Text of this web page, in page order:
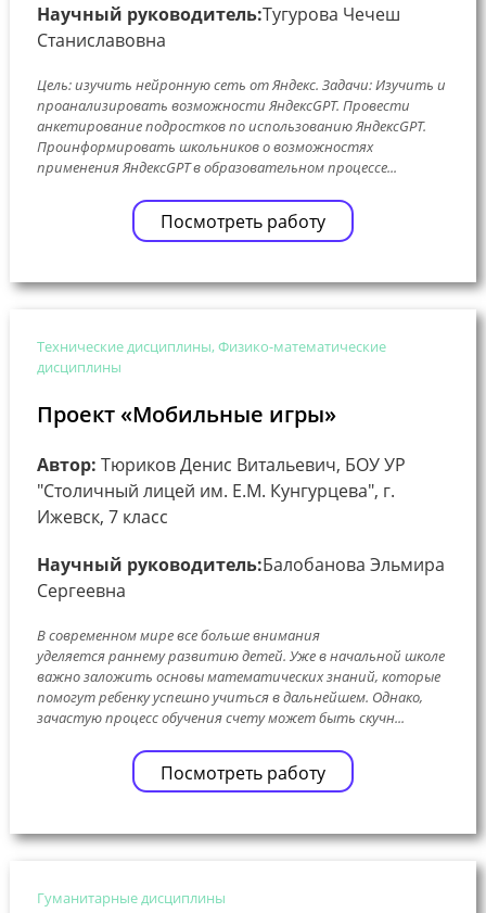
Научный руководитель:Тугурова Чечеш
Станиславовна
Цель: изучить нейронную сеть от Яндекс. Задачи: Изучить и
проанализировать возможности ЯндексGPT. Провести
анкетирование подростков по использованию ЯндексGPT.
Проинформировать школьников о возможностях
применения ЯндексGPT в образовательном процессе...
Посмотреть работу
Технические дисциплины, Физико-математические
дисциплины
Проект «Мобильные игры»
Автор: Тюриков Денис Витальевич, БОУ УР
"Столичный лицей им. Е.М. Кунгурцева", г.
Ижевск, 7 класс
Научный руководитель:Балобанова Эльмира
Сергеевна
В современном мире все больше внимания
уделяется раннему развитию детей. Уже в начальной школе
важно заложить основы математических знаний, которые
помогут ребенку успешно учиться в дальнейшем. Однако,
зачастую процесс обучения счету может быть скучн...
Посмотреть работу
Гуманитарные дисциплины